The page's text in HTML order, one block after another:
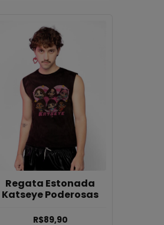
Regata Estonada
Katseye Poderosas
R$89,90